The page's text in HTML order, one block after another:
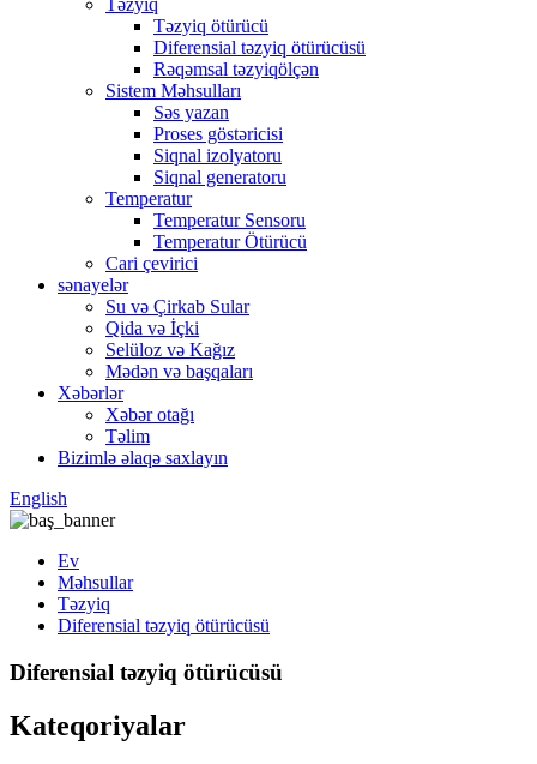
Təzyiq
Təzyiq ötürücü
Diferensial təzyiq ötürücüsü
Rəqəmsal təzyiqölçən
Sistem Məhsulları
Səs yazan
Proses göstəricisi
Siqnal izolyatoru
Siqnal generatoru
Temperatur
Temperatur Sensoru
Temperatur Ötürücü
Cari çevirici
sənayelər
Su və Çirkab Sular
Qida və İçki
Selüloz və Kağız
Mədən və başqaları
Xəbərlər
Xəbər otağı
Təlim
Bizimlə əlaqə saxlayın
English
Ev
Məhsullar
Təzyiq
Diferensial təzyiq ötürücüsü
Diferensial təzyiq ötürücüsü
Kateqoriyalar